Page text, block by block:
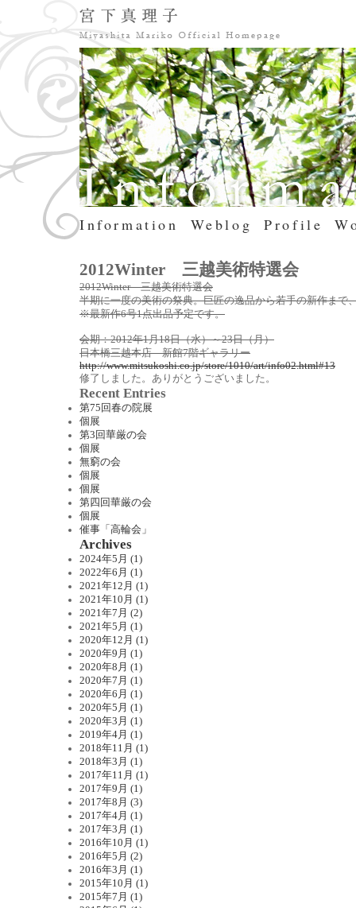
Information Weblog Profile
2012Winter 三越美術特選会
2012Winter 三越美術特選会
半期に一度の美術の祭典。巨匠の逸品から若手の新作まで
※最新作6号1点出品予定です。
会期：2012年1月18日（水）～23日（月）
日本橋三越本店 新館7階ギャラリー
http://www.mitsukoshi.co.jp/store/1010/art/info02.html#13
修了しました。ありがとうございました。
Recent Entries
第75回春の院展
個展
第3回華厳の会
個展
無窮の会
個展
個展
第四回華厳の会
個展
催事「高輪会」
Archives
2024年5月 (1)
2022年6月 (1)
2021年12月 (1)
2021年10月 (1)
2021年7月 (2)
2021年5月 (1)
2020年12月 (1)
2020年9月 (1)
2020年8月 (1)
2020年7月 (1)
2020年6月 (1)
2020年5月 (1)
2020年3月 (1)
2019年4月 (1)
2018年11月 (1)
2018年3月 (1)
2017年11月 (1)
2017年9月 (1)
2017年8月 (3)
2017年4月 (1)
2017年3月 (1)
2016年10月 (1)
2016年5月 (2)
2016年3月 (1)
2015年10月 (1)
2015年7月 (1)